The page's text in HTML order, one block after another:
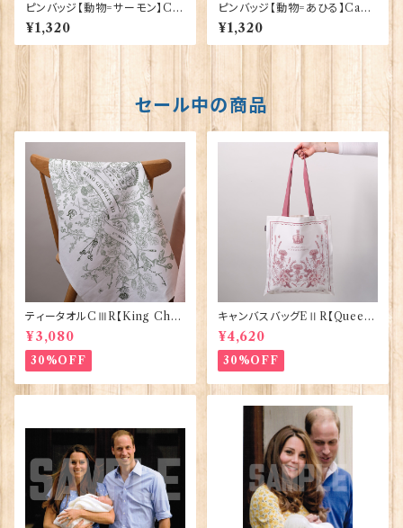
ピンバッジ【動物=サーモン】Ca
dogan 90040-XJKB02-48
¥1,320
ピンバッジ【動物=あひる】Cado
gan 90040-XJKB17-30
¥1,320
セール中の商品
ティータオルCⅢR【King Char
lesⅢ Coronation】Victoria
Eggs 50129
¥3,080
30%OFF
キャンバスバッグEⅡR【Queen
ElizabethⅡ Commemorativ
e】Victoria Eggs 90332
¥4,620
30%OFF